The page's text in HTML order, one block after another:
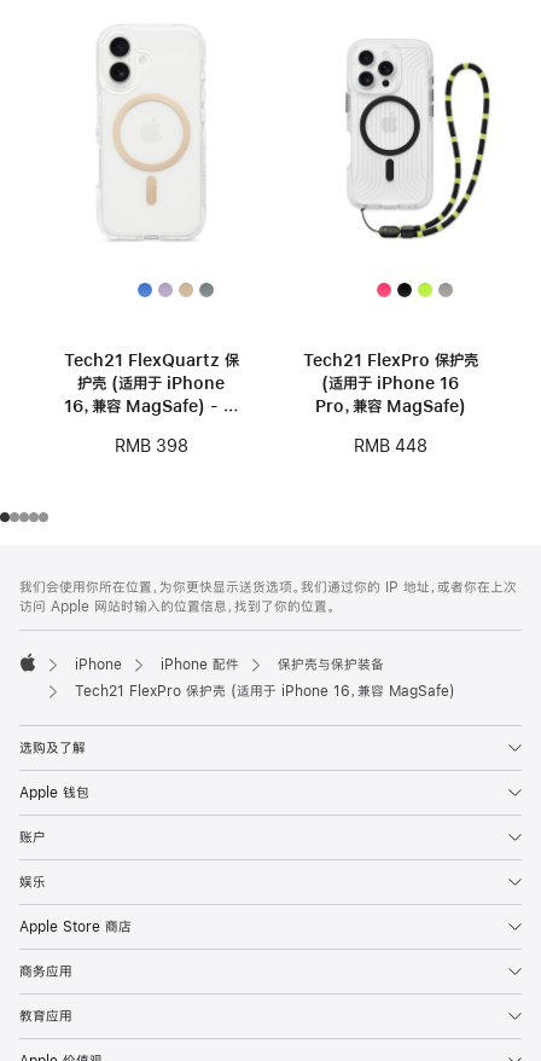
Tech21 FlexQuartz 保
护壳 (适用于 iPhone
16，兼容 MagSafe) - 金
RMB 398
Tech21 FlexPro 保护壳
(适用于 iPhone 16
Pro，兼容 MagSafe)
RMB 448
页
页
脚
注
我们会使用你所在位置，为你更快显示送货选项。我们通过你的 IP 地址，或者你在上次
访问 Apple 网站时输入的位置信息，找到了你的位置。
Apple
iPhone iPhone 配件
保护壳与保护装备
Tech21 FlexPro 保护壳 (适用于 iPhone 16，兼容 MagSafe)
选购及了解
Apple 钱包
账户
娱乐
Apple Store 商店
商务应用
教育应用